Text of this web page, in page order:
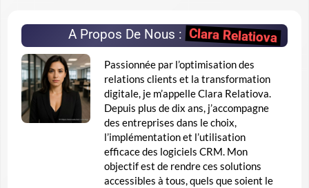
A Propos De Nous :Clara Relatiova
Passionnée par l’optimisation des
relations clients et la transformation
digitale, je m’appelle Clara Relatiova.
Depuis plus de dix ans, j’accompagne
des entreprises dans le choix,
l’implémentation et l’utilisation
efficace des logiciels CRM. Mon
objectif est de rendre ces solutions
accessibles à tous, quels que soient le